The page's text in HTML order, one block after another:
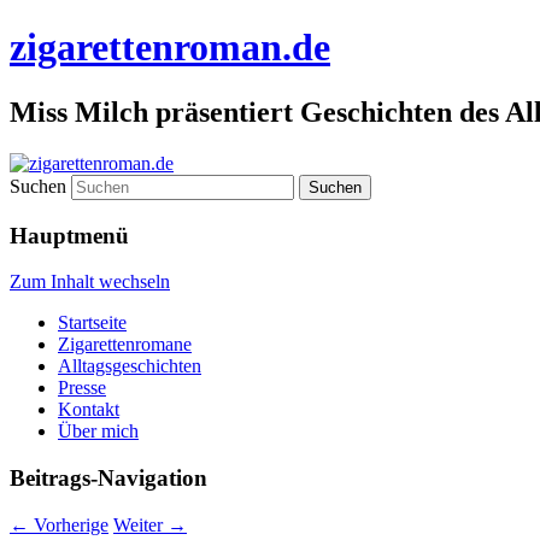
zigarettenroman.de
Miss Milch präsentiert Geschichten des
Suchen
Hauptmenü
Zum Inhalt wechseln
Startseite
Zigarettenromane
Alltagsgeschichten
Presse
Kontakt
Über mich
Beitrags-Navigation
← Vorherige Weiter →